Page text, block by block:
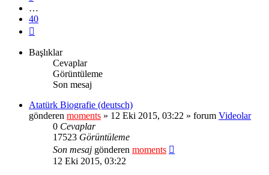
…
40
Başlıklar
Cevaplar
Görüntüleme
Son mesaj
Atatürk Biografie (deutsch)
gönderen moments » 12 Eki 2015, 03:22 » forum Videolar
0 Cevaplar
17523 Görüntüleme
Son mesaj gönderen moments
12 Eki 2015, 03:22